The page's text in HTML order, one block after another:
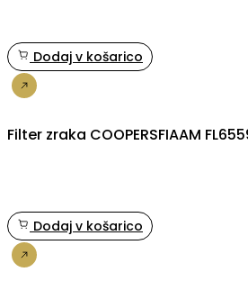
Dodaj v košarico
Filter zraka COOPERSFIAAM
Dodaj v košarico